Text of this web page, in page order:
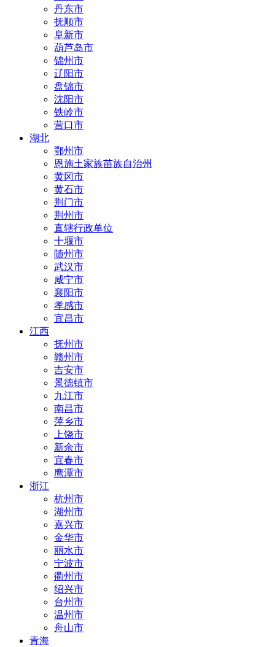
丹东市
抚顺市
阜新市
葫芦岛市
锦州市
辽阳市
盘锦市
沈阳市
铁岭市
营口市
湖北
鄂州市
恩施土家族苗族自治州
黄冈市
黄石市
荆门市
荆州市
直辖行政单位
十堰市
随州市
武汉市
咸宁市
襄阳市
孝感市
宜昌市
江西
抚州市
赣州市
吉安市
景德镇市
九江市
南昌市
萍乡市
上饶市
新余市
宜春市
鹰潭市
浙江
杭州市
湖州市
嘉兴市
金华市
丽水市
宁波市
衢州市
绍兴市
台州市
温州市
舟山市
青海